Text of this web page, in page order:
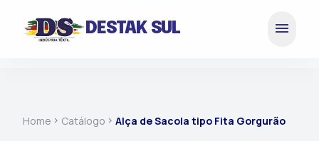
DESTAK SUL menu
Home chevron_right Catálogo chevron_right Alça de Sacola tipo Fita Gorgurão